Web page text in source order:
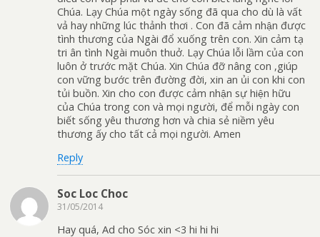
Chúa. Lạy Chúa một ngày sống đã qua cho dù là vất
vả hay những lúc thảnh thơi . Con đã cảm nhận được
tình thương của Ngài đổ xuống trên con. Xin cảm tạ
tri ân tình Ngài muôn thuở. Lạy Chúa lỗi lầm của con
luôn ở trước mặt Chúa. Xin Chúa đỡ nâng con ,giúp
con vững bước trên đường đời, xin an ủi con khi con
tủi buồn. Xin cho con được cảm nhận sự hiện hữu
của Chúa trong con và mọi người, để mỗi ngày con
biết sống yêu thương hơn và chia sẻ niềm yêu
thương ấy cho tất cả mọi người. Amen
Reply
Soc Loc Choc
31/05/2014
Hay quá, Ad cho Sóc xin <3 hi hi hi